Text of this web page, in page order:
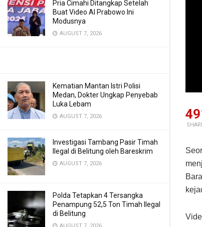
Pria Cimahi Ditangkap Setelah
Buat Video AI Prabowo Ini
Modusnya
AUGUST 7, 2026
Kematian Mantan Istri Polisi
Medan, Dokter Ungkap Penyebab
Luka Lebam
AUGUST 7, 2026
Investigasi Tambang Pasir Timah
Ilegal di Belitung oleh Bareskrim
AUGUST 7, 2026
Polda Tetapkan 4 Tersangka
Penampung 52,5 Ton Timah Ilegal
di Belitung